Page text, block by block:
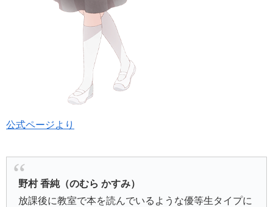
公式ページより
野村 香純（のむら かすみ）
放課後に教室で本を読んでいるような優等生タイプに